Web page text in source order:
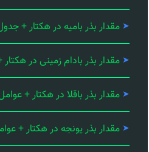
مقدار بذر بامیه در هکتار +
مقدار بذر بادام زمینی در
مقدار بذر باقلا در هکتار +
مقدار بذر یونجه در هکتار +